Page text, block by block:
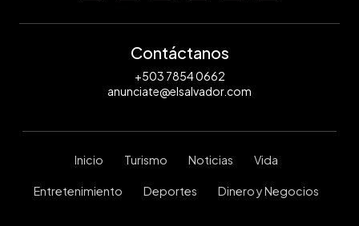
Contáctanos
+503 7854 0662
anunciate@elsalvador.com
Inicio Turismo Noticias Vida
Entretenimiento Deportes Dinero y Negocios